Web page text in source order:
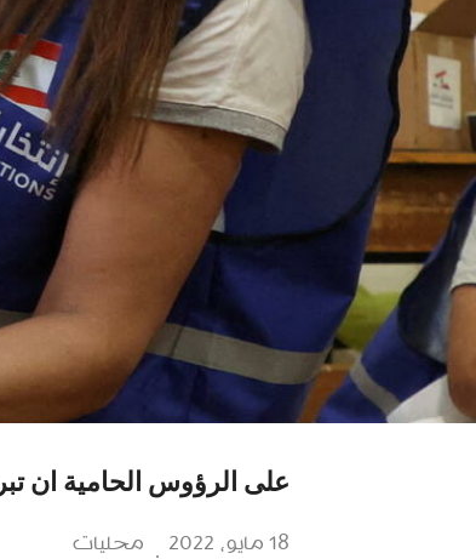
على الرؤوس الحامية ان
18 مايو، 2022 محليات